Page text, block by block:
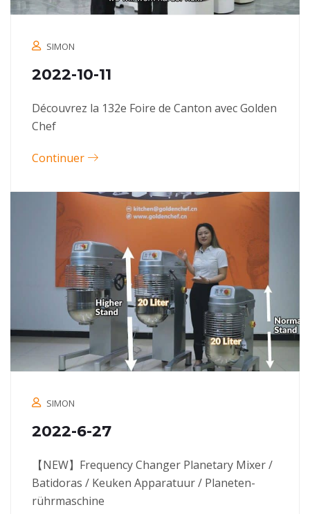
SIMON
2022-10-11
Découvrez la 132e Foire de Canton avec Golden
Chef
Continuer
SIMON
2022-6-27
【NEW】Frequency Changer Planetary Mixer /
Batidoras / Keuken Apparatuur / Planeten-
rührmaschine